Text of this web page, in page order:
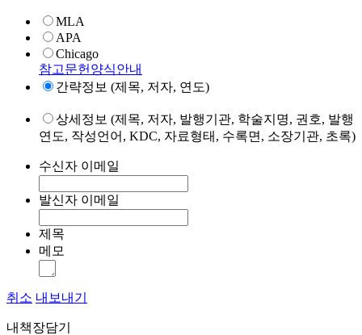
MLA
APA
Chicago
참고문헌양식안내
간략정보 (제목, 저자, 연도)
상세정보 (제목, 저자, 발행기관, 학술지명, 권호, 발행
연도, 작성언어, KDC, 자료형태, 수록면, 소장기관, 초록)
수신자 이메일
발신자 이메일
제목
메모
취소 내보내기
내책장담기